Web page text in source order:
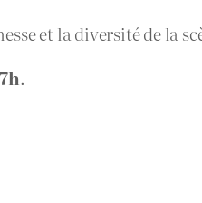
et la diversité de la
.